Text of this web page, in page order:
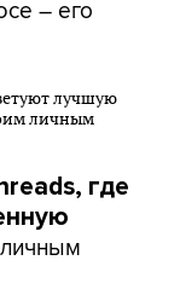
– его
где